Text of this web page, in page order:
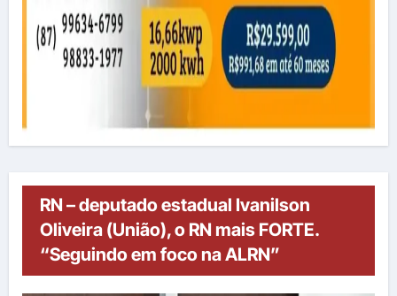
RN – deputado estadual Ivanilson
Oliveira (União), o RN mais FORTE.
“Seguindo em foco na ALRN”